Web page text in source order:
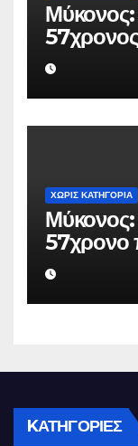
Μύκονος:
να μην
βάρος
ΧΩΡΊΣ ΚΑΤΗΓΟΡΊΑ
Μύκονος:
57χρονο
ψευδείς
που του
KΑΤΗΓΟΡΊΕΣ